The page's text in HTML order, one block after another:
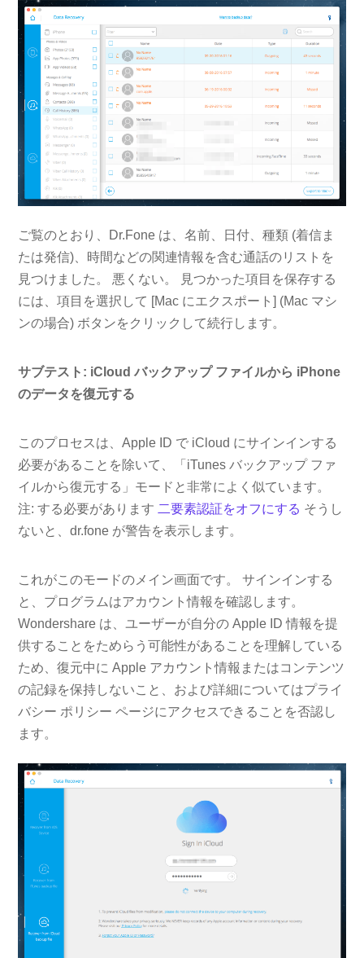
ご覧のとおり、Dr.Fone は、名前、日付、種類 (着信ま
たは発信)、時間などの関連情報を含む通話のリストを
見つけました。 悪くない。 見つかった項目を保存する
には、項目を選択して [Mac にエクスポート] (Mac マシ
ンの場合) ボタンをクリックして続行します。
サブテスト: iCloud バックアップ ファイルから iPhone
のデータを復元する
このプロセスは、Apple ID で iCloud にサインインする
必要があることを除いて、「iTunes バックアップ ファ
イルから復元する」モードと非常によく似ています。
注: する必要があります 二要素認証をオフにする そうし
ないと、dr.fone が警告を表示します。
これがこのモードのメイン画面です。 サインインする
と、プログラムはアカウント情報を確認します。
Wondershare は、ユーザーが自分の Apple ID 情報を提
供することをためらう可能性があることを理解している
ため、復元中に Apple アカウント情報またはコンテンツ
の記録を保持しないこと、および詳細についてはプライ
バシー ポリシー ページにアクセスできることを否認し
ます。